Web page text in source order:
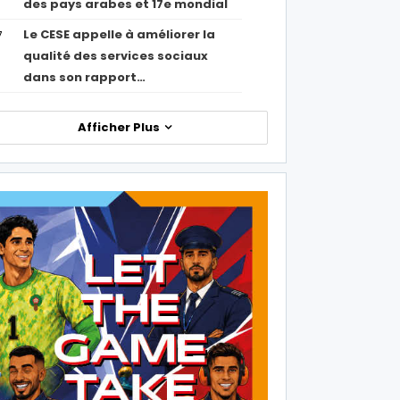
des pays arabes et 17e mondial
Le CESE appelle à améliorer la
qualité des services sociaux
dans son rapport…
Afficher Plus